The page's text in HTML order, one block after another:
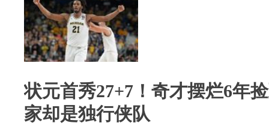
状元首秀27+7！奇才摆烂6年
家却是独行侠队